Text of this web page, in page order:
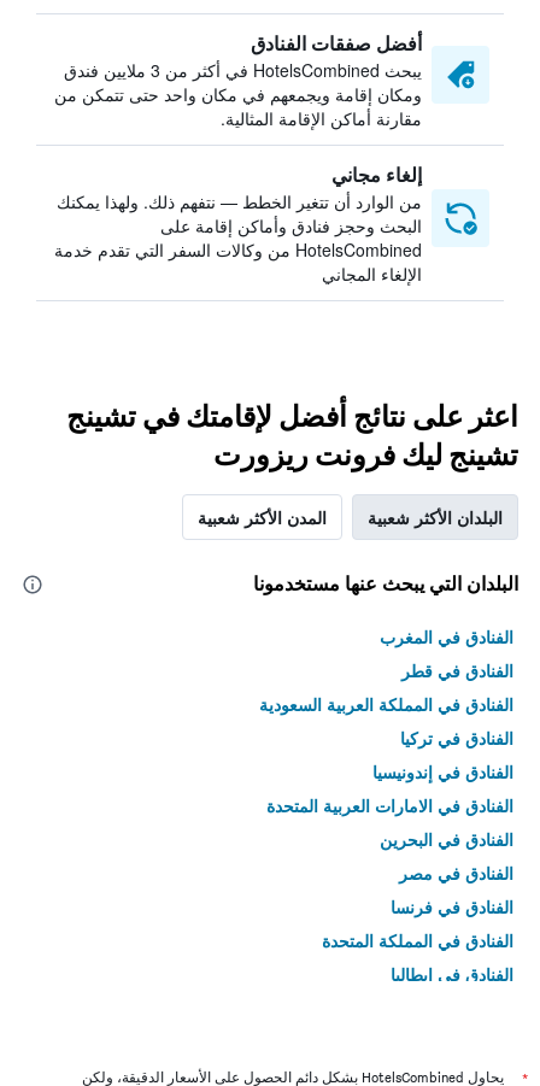
أفضل صفقات الفنادق
يبحث HotelsCombined في أكثر من 3 ملايين فندق
ومكان إقامة ويجمعهم في مكان واحد حتى تتمكن من
مقارنة أماكن الإقامة المثالية.
إلغاء مجاني
من الوارد أن تتغير الخطط — نتفهم ذلك. ولهذا يمكنك
البحث وحجز فنادق وأماكن إقامة على
HotelsCombined من وكالات السفر التي تقدم خدمة
الإلغاء المجاني
اعثر على نتائج أفضل لإقامتك في تشينج
تشينج ليك فرونت ريزورت
البلدان الأكثر شعبية المدن الأكثر شعبية
البلدان التي يبحث عنها مستخدمونا
الفنادق في المغرب
الفنادق في قطر
الفنادق في المملكة العربية السعودية
الفنادق في تركيا
الفنادق في إندونيسيا
الفنادق في الامارات العربية المتحدة
الفنادق في البحرين
الفنادق في مصر
الفنادق في فرنسا
الفنادق في المملكة المتحدة
الفنادق في إيطاليا
* يحاول HotelsCombined بشكل دائم الحصول على الأسعار الدقيقة، ولكن